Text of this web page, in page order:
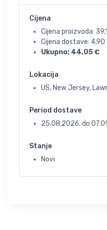
Cijena
Cijena proizvoda:
Cijena dostave: 4,90
Ukupno: 44,05€
Lokacija
US, New Jersey,
Period dostave
25.08.2026. do
Stanje
Novi